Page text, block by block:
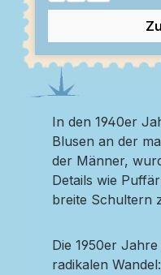
In den 1940er
Blusen an der
der Männer,
Details wie
breite Schultern
Die 1950er
radikalen